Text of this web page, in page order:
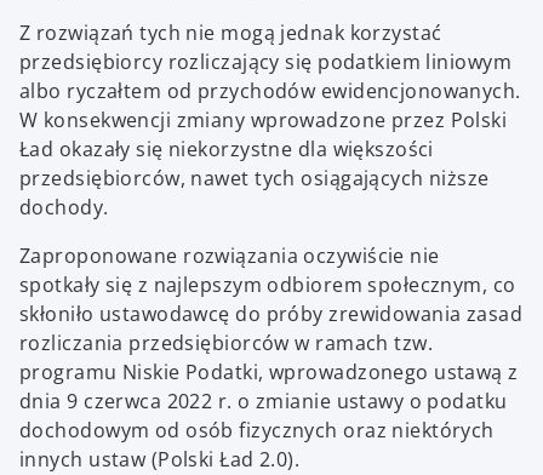
Z rozwiązań tych nie mogą jednak korzystać
przedsiębiorcy rozliczający się podatkiem liniowym
albo ryczałtem od przychodów ewidencjonowanych.
W konsekwencji zmiany wprowadzone przez Polski
Ład okazały się niekorzystne dla większości
przedsiębiorców, nawet tych osiągających niższe
dochody.
Zaproponowane rozwiązania oczywiście nie
spotkały się z najlepszym odbiorem społecznym, co
skłoniło ustawodawcę do próby zrewidowania zasad
rozliczania przedsiębiorców w ramach tzw.
programu Niskie Podatki, wprowadzonego ustawą z
dnia 9 czerwca 2022 r. o zmianie ustawy o podatku
dochodowym od osób fizycznych oraz niektórych
innych ustaw (Polski Ład 2.0).